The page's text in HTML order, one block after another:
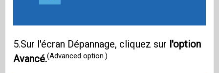
5.Sur l'écran Dépannage, cliquez sur l'option
Avancé.(Advanced option.)